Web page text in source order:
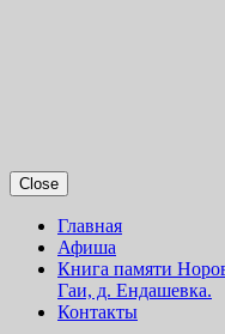
Close
Главная
Афиша
Книга памяти
Гаи, д. Ендашевка.
Контакты